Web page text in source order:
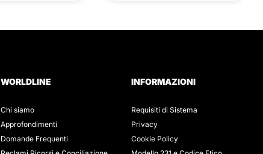
WORLDLINE
Chi siamo
Approfondimenti
Domande Frequenti
INFORMAZIONI
Requisiti di Sistema
Privacy
Cookie Policy